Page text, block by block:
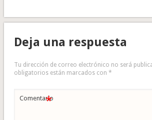
Deja una respuesta
Tu dirección de correo electrónico no será
obligatorios están marcados con *
Comentario
*